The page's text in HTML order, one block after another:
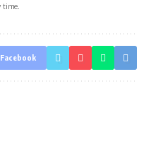
time.
Facebook